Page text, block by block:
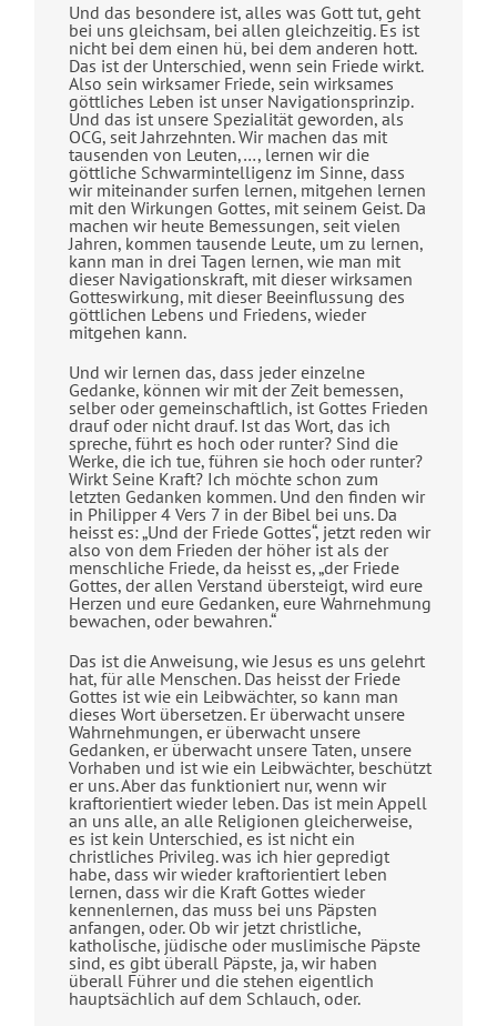
Und das besondere ist, alles was Gott tut, geht
bei uns gleichsam, bei allen gleichzeitig. Es ist
nicht bei dem einen hü, bei dem anderen hott.
Das ist der Unterschied, wenn sein Friede wirkt.
Also sein wirksamer Friede, sein wirksames
göttliches Leben ist unser Navigationsprinzip.
Und das ist unsere Spezialität geworden, als
OCG, seit Jahrzehnten. Wir machen das mit
tausenden von Leuten,…, lernen wir die
göttliche Schwarmintelligenz im Sinne, dass
wir miteinander surfen lernen, mitgehen lernen
mit den Wirkungen Gottes, mit seinem Geist. Da
machen wir heute Bemessungen, seit vielen
Jahren, kommen tausende Leute, um zu lernen,
kann man in drei Tagen lernen, wie man mit
dieser Navigationskraft, mit dieser wirksamen
Gotteswirkung, mit dieser Beeinflussung des
göttlichen Lebens und Friedens, wieder
mitgehen kann.
Und wir lernen das, dass jeder einzelne
Gedanke, können wir mit der Zeit bemessen,
selber oder gemeinschaftlich, ist Gottes Frieden
drauf oder nicht drauf. Ist das Wort, das ich
spreche, führt es hoch oder runter? Sind die
Werke, die ich tue, führen sie hoch oder runter?
Wirkt Seine Kraft? Ich möchte schon zum
letzten Gedanken kommen. Und den finden wir
in Philipper 4 Vers 7 in der Bibel bei uns. Da
heisst es: „Und der Friede Gottes“, jetzt reden wir
also von dem Frieden der höher ist als der
menschliche Friede, da heisst es, „der Friede
Gottes, der allen Verstand übersteigt, wird eure
Herzen und eure Gedanken, eure Wahrnehmung
bewachen, oder bewahren.“
Das ist die Anweisung, wie Jesus es uns gelehrt
hat, für alle Menschen. Das heisst der Friede
Gottes ist wie ein Leibwächter, so kann man
dieses Wort übersetzen. Er überwacht unsere
Wahrnehmungen, er überwacht unsere
Gedanken, er überwacht unsere Taten, unsere
Vorhaben und ist wie ein Leibwächter, beschützt
er uns. Aber das funktioniert nur, wenn wir
kraftorientiert wieder leben. Das ist mein Appell
an uns alle, an alle Religionen gleicherweise,
es ist kein Unterschied, es ist nicht ein
christliches Privileg. was ich hier gepredigt
habe, dass wir wieder kraftorientiert leben
lernen, dass wir die Kraft Gottes wieder
kennenlernen, das muss bei uns Päpsten
anfangen, oder. Ob wir jetzt christliche,
katholische, jüdische oder muslimische Päpste
sind, es gibt überall Päpste, ja, wir haben
überall Führer und die stehen eigentlich
hauptsächlich auf dem Schlauch, oder.